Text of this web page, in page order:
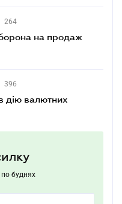
264
на продаж
396
дію валютних
по буднях